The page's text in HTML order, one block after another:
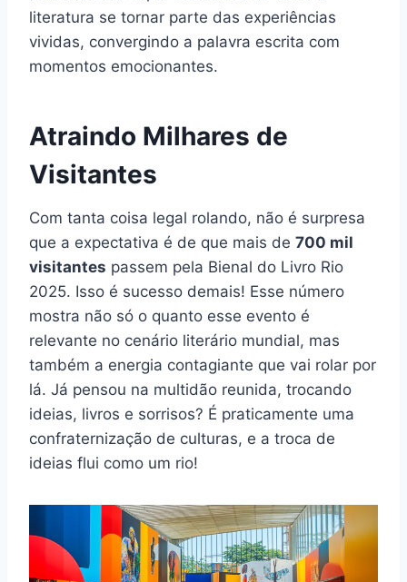
literatura se tornar parte das experiências
vividas, convergindo a palavra escrita com
momentos emocionantes.
Atraindo Milhares de
Visitantes
Com tanta coisa legal rolando, não é surpresa
que a expectativa é de que mais de 700 mil
visitantes passem pela Bienal do Livro Rio
2025. Isso é sucesso demais! Esse número
mostra não só o quanto esse evento é
relevante no cenário literário mundial, mas
também a energia contagiante que vai rolar por
lá. Já pensou na multidão reunida, trocando
ideias, livros e sorrisos? É praticamente uma
confraternização de culturas, e a troca de
ideias flui como um rio!